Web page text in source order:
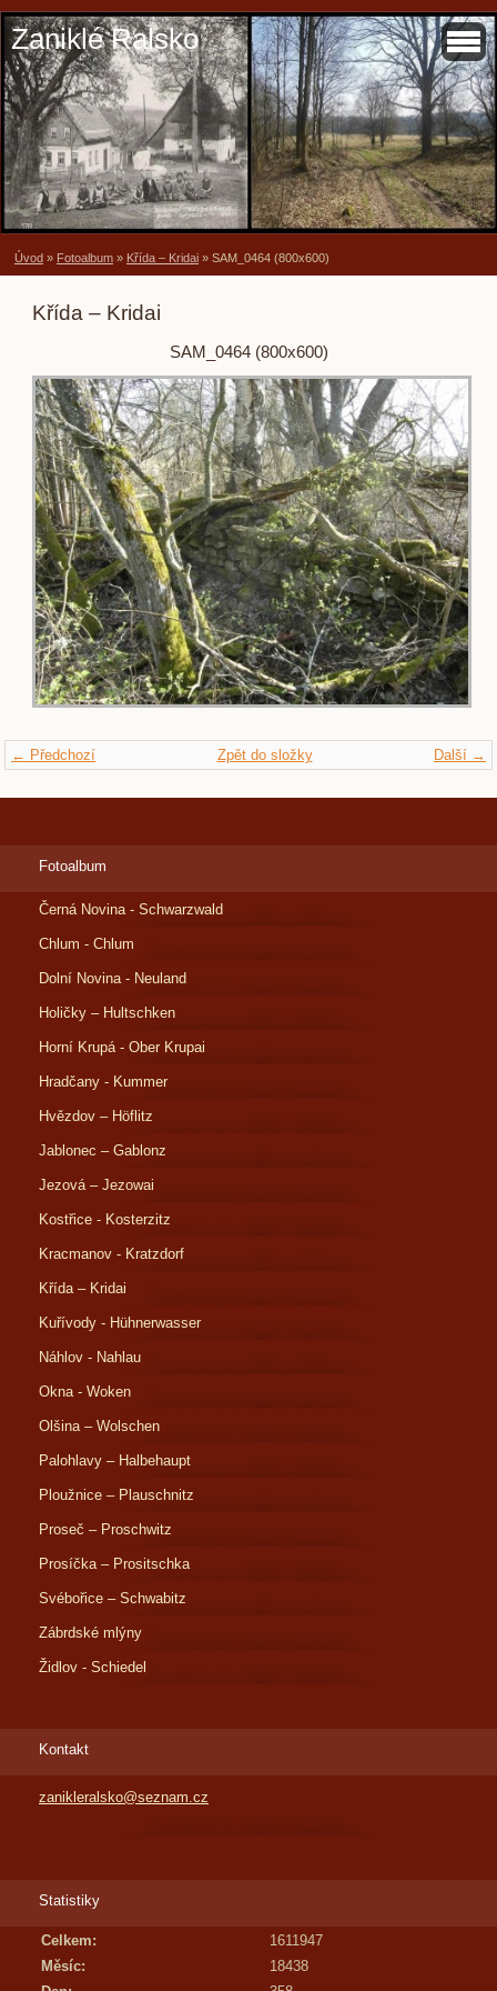
Zaniklé Ralsko
Úvod » Fotoalbum » Křída – Kridai » SAM_0464 (800x600)
Křída – Kridai
SAM_0464 (800x600)
← Předchozí Další →
Zpět do složky
Fotoalbum
Černá Novina - Schwarzwald
Chlum - Chlum
Dolní Novina - Neuland
Holičky – Hultschken
Horní Krupá - Ober Krupai
Hradčany - Kummer
Hvězdov – Höflitz
Jablonec – Gablonz
Jezová – Jezowai
Kostřice - Kosterzitz
Kracmanov - Kratzdorf
Křída – Kridai
Kuřívody - Hühnerwasser
Náhlov - Nahlau
Okna - Woken
Olšina – Wolschen
Palohlavy – Halbehaupt
Ploužnice – Plauschnitz
Proseč – Proschwitz
Prosíčka – Prositschka
Svébořice – Schwabitz
Zábrdské mlýny
Židlov - Schiedel
Kontakt
zanikleralsko@seznam.cz
Statistiky
Celkem:
1611947
Měsíc:
18438